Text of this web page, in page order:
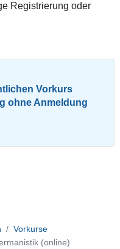
Registrierung oder
Vorkurs
ohne Anmeldung
Vorkurse
(online)